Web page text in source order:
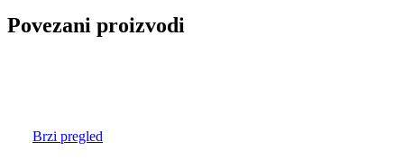
Povezani proizvodi
Brzi pregled